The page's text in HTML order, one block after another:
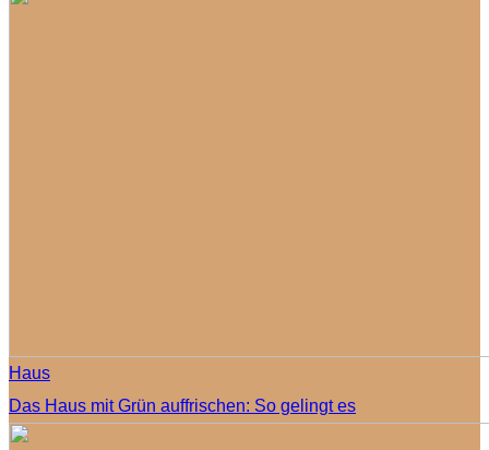
Haus
Das Haus mit Grün auffrischen: So gelingt es